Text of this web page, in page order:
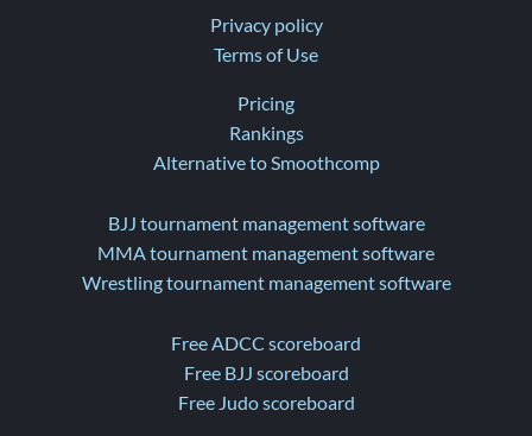
Privacy policy
Terms of Use
Pricing
Rankings
Alternative to Smoothcomp
BJJ tournament management software
MMA tournament management software
Wrestling tournament management software
Free ADCC scoreboard
Free BJJ scoreboard
Free Judo scoreboard